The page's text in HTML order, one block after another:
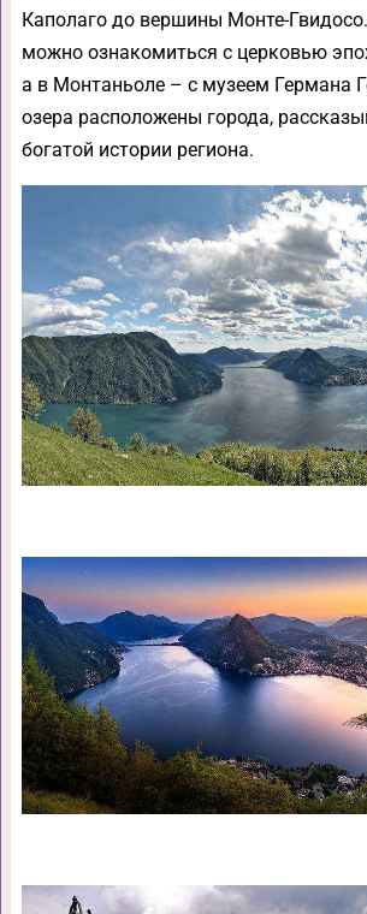
Каполаго до вершины Монте-
можно ознакомиться с церковью
а в Монтаньоле – с музеем Германа
озера расположены города,
богатой истории региона.